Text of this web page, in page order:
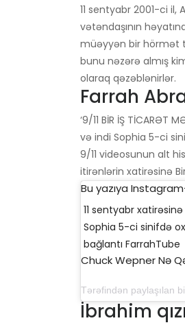
11 sentyabr 2001-ci il,
vətəndaşının
müəyyən bir hörmət
bunu nəzərə almış
olaraq qəzəblənirlər.
Farrah
‘9/11 BİR İŞ TİCARƏT
və indi Sophia 5-ci
9/11 videosunun alt
itirənlərin xatirəsinə
Bu yazıya
11 sentyabr
Sophia 5-ci sinifdə
bağlantı FarrahTube
Chuck Wepner Nə
Tərəfindən paylaşılan
İbrahim